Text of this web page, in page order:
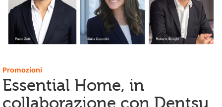
Promozioni
Essential Home, in